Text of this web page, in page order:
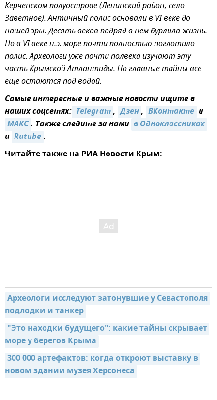
Керченском полуострове (Ленинский район, село
Заветное). Античный полис основали в VI веке до
нашей эры. Десять веков подряд в нем бурлила жизнь.
Но в VI веке н.э. море почти полностью поглотило
полис. Археологи уже почти полвека изучают эту
часть Крымской Атлантиды. Но главные тайны все
еще остаются под водой.
Самые интересные и важные новости ищите в
наших соцсетях: Telegram, Дзен, ВКонтакте и
MAКС. Также следите за нами в Одноклассниках
и Rutube.
Читайте также на РИА Новости Крым:
Археологи исследуют затонувшие у Севастополя
подлодки и танкер
"Это находки будущего": какие тайны скрывает
море у берегов Крыма
300 000 артефактов: когда откроют выставку в
новом здании музея Херсонеса